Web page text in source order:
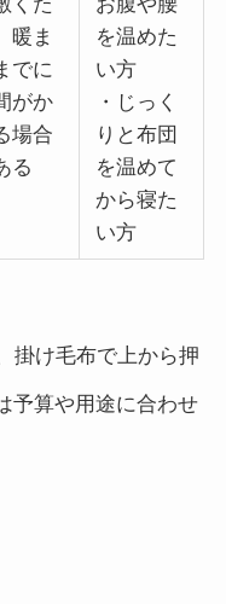
暖ま
でに
がか
場合
る
を温めた
い方
・じっく
りと布団
を温めて
から寝た
い方
掛け毛布で上から押
予算や用途に合わせ